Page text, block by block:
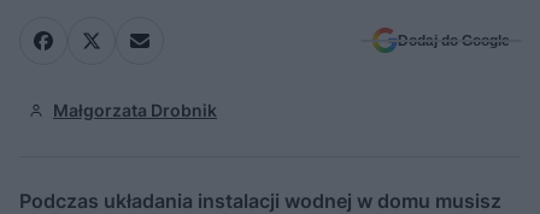
Dodaj do Google
Małgorzata Drobnik
Podczas układania instalacji wodnej w domu musisz